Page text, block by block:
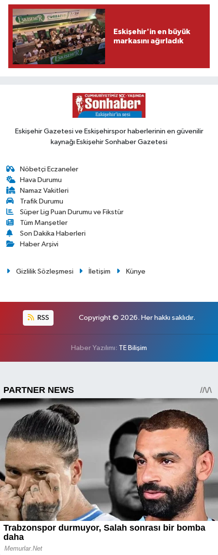
Eskişehir'in en büyük
markasını ağırladık
Eskişehir Gazetesi ve Eskişehirspor haberlerinin en güvenilir
kaynağı Eskişehir Sonhaber Gazetesi
Nöbetçi Eczaneler
Hava Durumu
Namaz Vakitleri
Trafik Durumu
Süper Lig Puan Durumu ve Fikstür
Tüm Manşetler
Son Dakika Haberleri
Haber Arşivi
Gizlilik Sözleşmesi İletişim Künye
RSS Copyright © 2026. Her hakkı saklıdır.
Haber Yazılımı: TE Bilişim